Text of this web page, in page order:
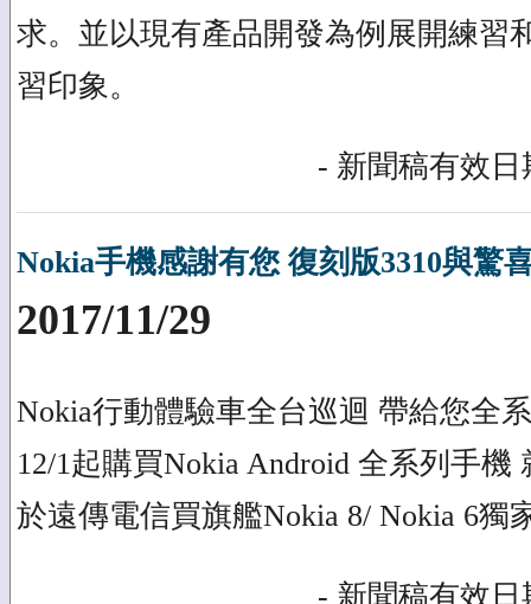
求。並以現有產品開發為例展開練習
習印象。
- 新聞稿有效日
Nokia手機感謝有您 復刻版3310與驚
2017/11/29
Nokia行動體驗車全台巡迴 帶給您全
12/1起購買Nokia Android 全系列手機
於遠傳電信買旗艦Nokia 8/ Nokia 6獨
- 新聞稿有效日